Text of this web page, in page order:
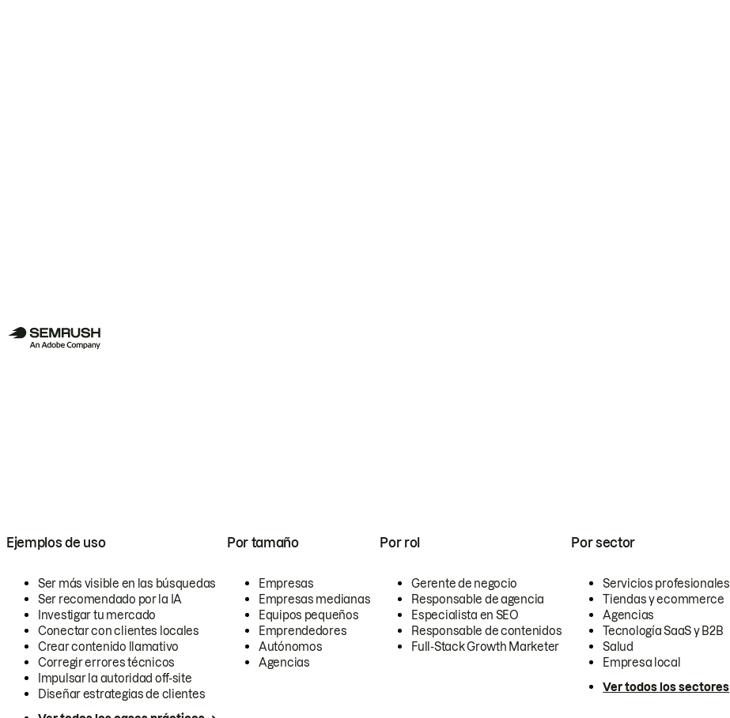
Ejemplos de uso
Ser más visible en las búsquedas
Ser recomendado por la IA
Investigar tu mercado
Conectar con clientes locales
Crear contenido llamativo
Corregir errores técnicos
Impulsar la autoridad off-site
Diseñar estrategias de clientes
Por tamaño
Empresas
Empresas medianas
Equipos pequeños
Emprendedores
Autónomos
Agencias
Por rol
Gerente de negocio
Responsable de agencia
Especialista en SEO
Responsable de contenidos
Full-Stack Growth Marketer
Por sector
Servicios profesionales
Tiendas y ecommerce
Agencias
Tecnología SaaS y B2B
Salud
Empresa local
Ver todos los sectores